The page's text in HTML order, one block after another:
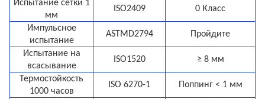
Испытание сетки 1
мм
ISO2409 0 Класс
Импульсное
испытание
ASTMD2794 Пройдите
Испытание на
всасывание
ISO1520 ≥ 8 мм
Термостойкость
1000 часов
ISO 6270-1 Поппинг < 1 мм